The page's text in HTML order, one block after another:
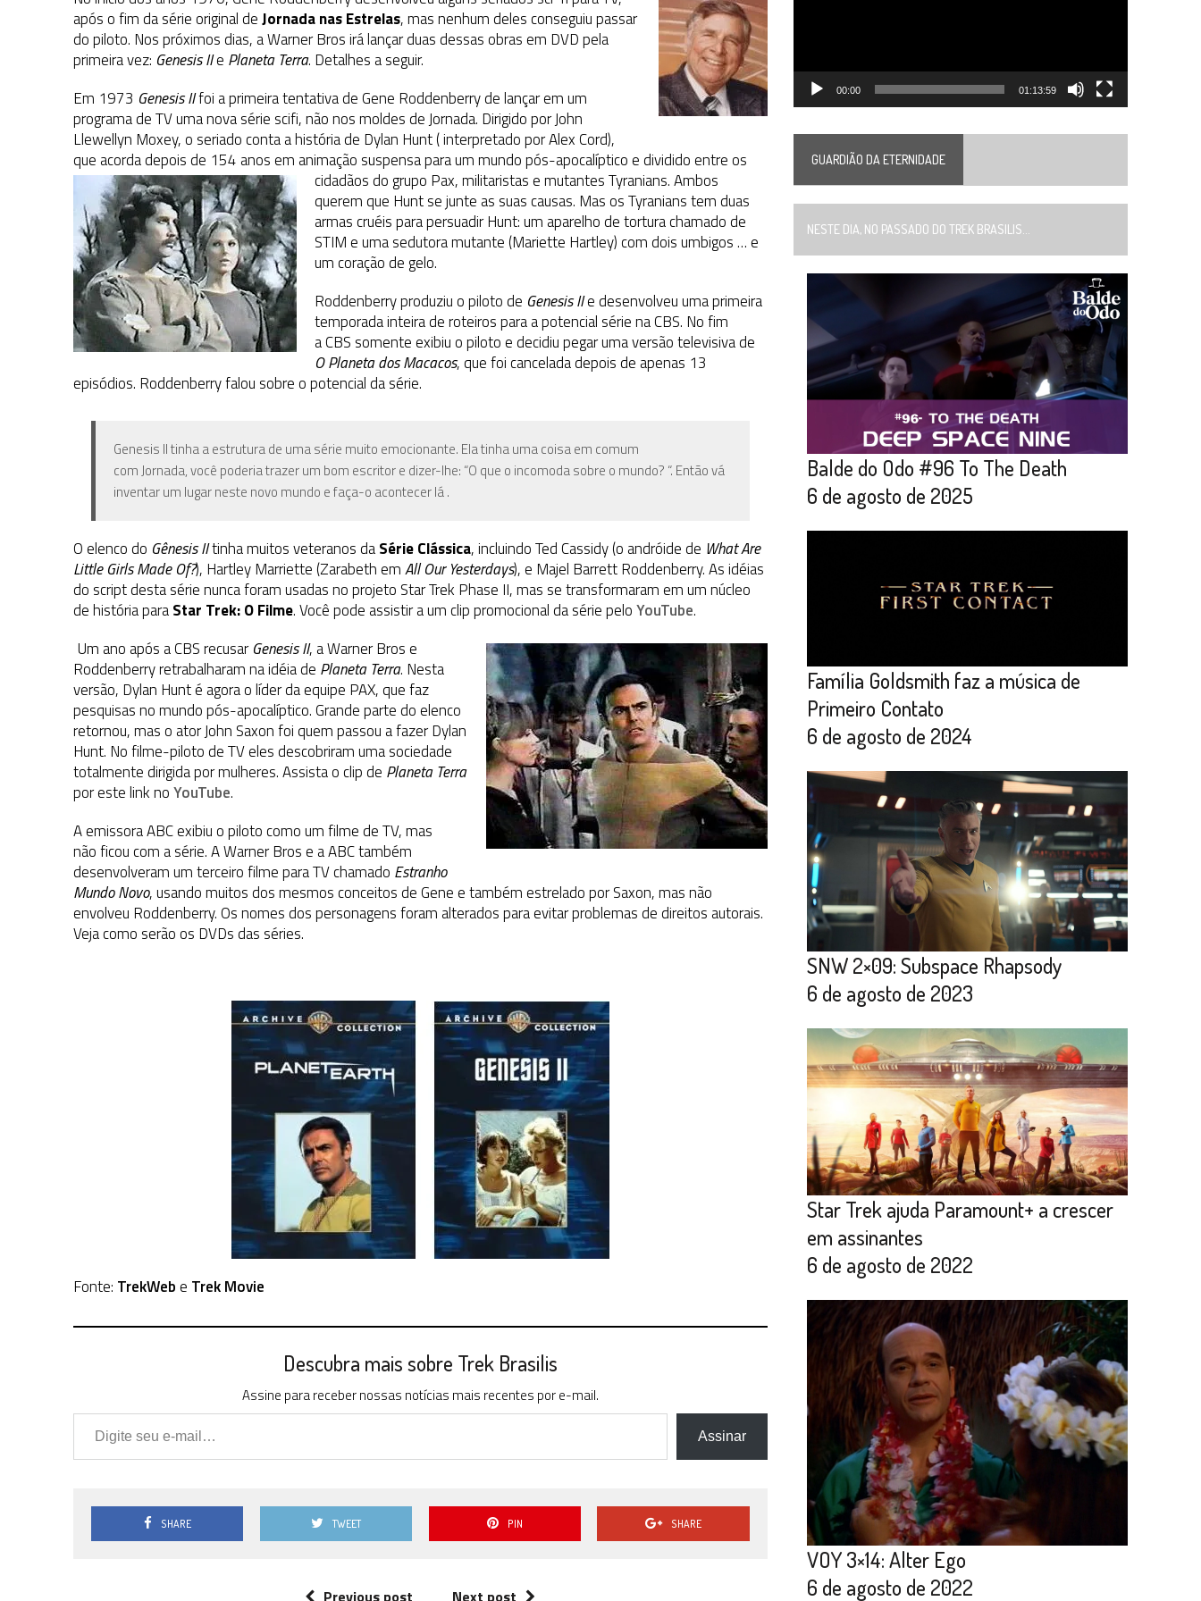
31 DE JULHO DE 2026 SNW 4×02: THE GRIFFIN INCIDENT
31 DE JULHO DE 2026 | SCOTT BAKULA REVISITA O LEGADO DE ENTERPRISE AOS 60 ANOS DE STAR TREK
5 DE AGOSTO DE 2026 | BALDE DO ODO #122 CHILDREN OF TIME
após o fim da série original deJornada nas Estrelas, mas nenhum deles conseguiu passar
do piloto. Nos próximos dias, a Warner Bros irá lançar duas dessas obras em DVD pela
primeira vez: Genesis IIe Planeta Terra. Detalhes a seguir.
Em 1973 Genesis IIfoi a primeira tentativa de Gene Roddenberry de lançar em um
programa de TV uma nova série scifi, não nos moldes de Jornada. Dirigido por John
Llewellyn Moxey, o seriado conta a história de Dylan Hunt ( interpretado por Alex Cord),
que acorda depois de 154 anos em animação suspensa para um mundo pós-apocalíptico e dividido entre os
cidadãos do grupo Pax, militaristas e mutantesTyranians. Ambos
querem que Hunt se junte as suas causas. Mas os Tyranians tem duas
armas cruéis para persuadir Hunt: um aparelho de tortura chamado de
STIM e uma sedutora mutante (Mariette Hartley) com dois umbigos … e
um coração de gelo.
Roddenberry produziu o piloto de Genesis IIe desenvolveu uma primeira
temporada inteira de roteiros para a potencial série na CBS. No fim
a CBS somente exibiu o piloto e decidiu pegar uma versão televisiva de
O Planeta dos Macacos, que foi cancelada depois de apenas 13
episódios. Roddenberry falou sobre o potencial da série.
Genesis II tinha a estrutura de uma série muito emocionante. Ela tinha uma coisa em comum
com Jornada, você poderia trazer um bom escritor e dizer-lhe: “O que o incomoda sobre o mundo? “. Então vá
inventar um lugar neste novo mundo e faça-o acontecer lá .
O elenco do Gênesis IItinha muitos veteranos daSérie Clássica, incluindo Ted Cassidy (o andróide de What Are
Little Girls Made Of?), Hartley Marriette (Zarabeth emAll Our Yesterdays), e Majel Barrett Roddenberry. As idéias
do script desta série nunca foram usadas no projeto Star Trek Phase II, mas se transformaram em um núcleo
de história paraStar Trek: O Filme. Você pode assistir a um clip promocional da série peloYouTube.
Um ano após a CBS recusarGenesis II, a Warner Bros e
Roddenberry retrabalharam na idéia de Planeta Terra. Nesta
versão, Dylan Hunt é agora o líder da equipe PAX, que faz
pesquisas no mundo pós-apocalíptico. Grande parte do elenco
retornou, mas o ator John Saxon foi quem passou a fazer Dylan
Hunt. No filme-piloto de TV eles descobriram uma sociedade
totalmente dirigida por mulheres. Assista o clip de Planeta Terra
por este link noYouTube.
A emissora ABC exibiu o piloto como um filme de TV, mas
não ficou com a série. A Warner Bros e a ABC também
desenvolveram um terceiro filme para TV chamado Estranho
Mundo Novo, usando muitos dos mesmos conceitos de Gene e também estrelado por Saxon, mas não
envolveu Roddenberry. Os nomes dos personagens foram alterados para evitar problemas de direitos autorais.
Veja como serão os DVDs das séries.
Fonte: TrekWebe Trek Movie
Descubra mais sobre Trek Brasilis
Assine para receber nossas notícias mais recentes por e-mail.
Digite seu e-mail…
Assinar
SHARE TWEET PIN SHARE
Previous post Next post
00:00 01:13:59
GUARDIÃO DA ETERNIDADE
NESTE DIA, NO PASSADO DO TREK BRASILIS...
Balde do Odo #96 To The Death
6 de agosto de 2025
Família Goldsmith faz a música de
Primeiro Contato
6 de agosto de 2024
SNW 2×09: Subspace Rhapsody
6 de agosto de 2023
Star Trek ajuda Paramount+ a crescer
em assinantes
6 de agosto de 2022
VOY 3×14: Alter Ego
6 de agosto de 2022